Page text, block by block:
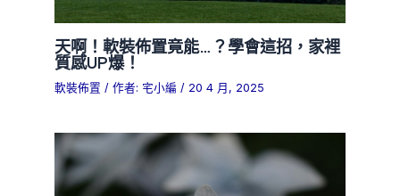
天啊！軟裝佈置竟能…？學會這招，家裡
質感UP爆！
軟裝佈置 / 作者: 宅小編 / 20 4 月, 2025